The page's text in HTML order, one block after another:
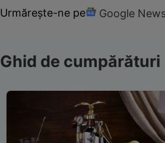
Urmărește-ne pe Google
Ghid de cumpărături